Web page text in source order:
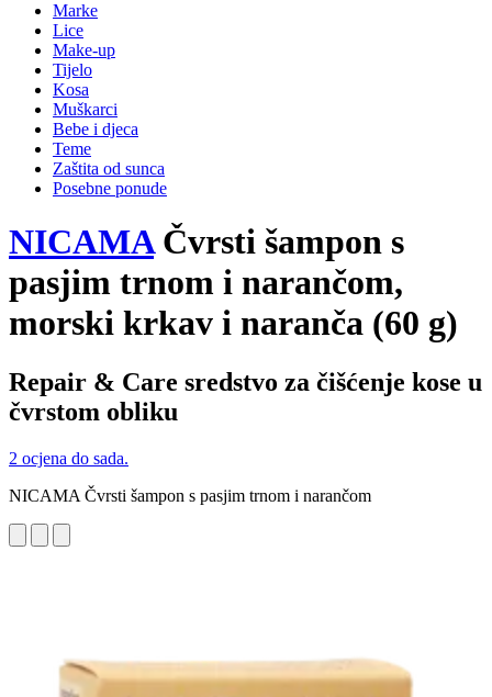
Marke
Lice
Make-up
Tijelo
Kosa
Muškarci
Bebe i djeca
Teme
Zaštita od sunca
Posebne ponude
NICAMAČvrsti šampon s
pasjim trnom i narančom,
morski krkav i naranča (60 g)
Repair & Care sredstvo za čišćenje kose u
čvrstom obliku
2 ocjena do sada.
NICAMA Čvrsti šampon s pasjim trnom i narančom